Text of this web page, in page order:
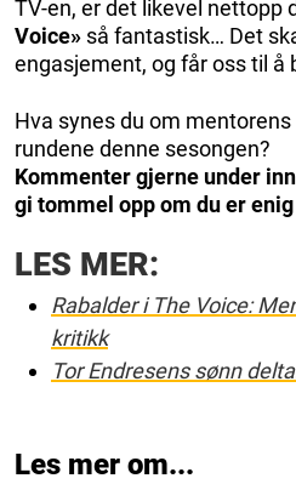
TV-en, er det likevel nettopp
Voice» så fantastisk… Det
engasjement, og får oss til å
Hva synes du om
rundene denne sesongen?
Kommenter gjerne under
gi tommel opp om du er
LES MER:
Rabalder i The Voice:
kritikk
Tor Endresens sønn
Les mer om...